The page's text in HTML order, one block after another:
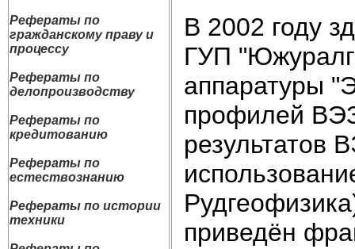
Рефераты по
гражданскому праву и
процессу
Рефераты по
делопроизводству
Рефераты по
кредитованию
Рефераты по
естествознанию
Рефераты по истории
техники
В 2002 году
ГУП
аппаратуры
профилей
результатов
приведён